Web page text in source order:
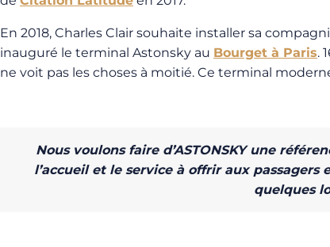
En 2018, Charles Clair souhaite installer sa
inauguré le terminal Astonsky au Bourget à Paris.
ne voit pas les choses à moitié. Ce terminal
Nous voulons faire d’ASTONSKY une
l’accueil et le service à offrir aux
quelques